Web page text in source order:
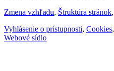
Zmena vzhľadu, Štruktúra stránok,
Vyhlásenie o prístupnosti, Cookies,
Webové sídlo